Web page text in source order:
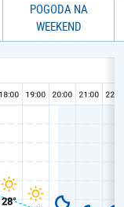
POGODA NA
WEEKEND